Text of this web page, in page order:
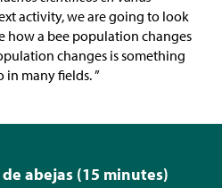
activity, we are going to look
how a bee population changes
changes is something
in many fields. ”
abejas (15 minutes)